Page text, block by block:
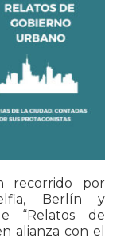
recorrido por
Berlín y
“Relatos de
alianza con el